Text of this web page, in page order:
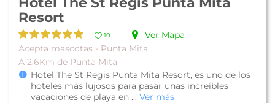
Resort
10
Ver Mapa
Acepta mascotas - Punta Mita
A 2.6Km de Punta Mita
Hotel The St Regis Punta Mita Resort, es uno de los
hoteles más lujosos para pasar unas increíbles
vacaciones de playa en ... Ver más